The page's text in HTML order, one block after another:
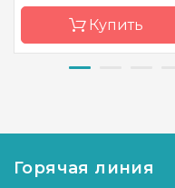
Купить
производитель
Горячая линия